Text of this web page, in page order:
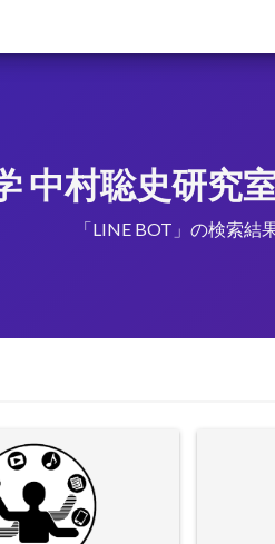
中村聡史研究
「LINE BOT」の検索結